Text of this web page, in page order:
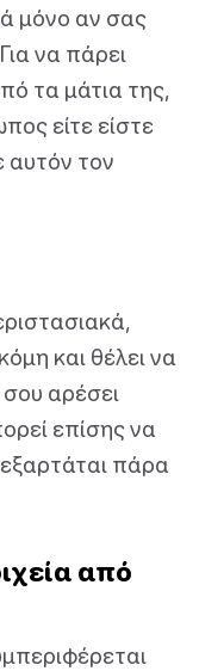
μόνο αν σας
να πάρει
τα μάτια της,
είτε είστε
αυτόν τον
και θέλει να
αρέσει
επίσης να
πάρα
από